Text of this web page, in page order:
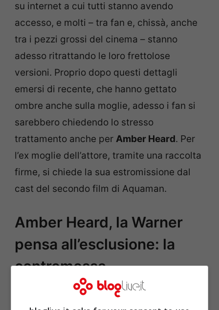
su internet a cui tutti stanno avendo
accesso, e molti – tra fan e, chissà, anche
tra i pezzi grossi del cinema – stanno
adesso ritrattando le loro frettolose
versioni. Proprio dopo questi dettagli
emersi di recente, che hanno gettato
ombre anche sulla moglie, adesso i fan si
sarebbero chiedendo lo stresso
trattamento anche per Amber Heard. Per
l’ex moglie dell’attore, tramite una raccolta
firme, si chiede la sua estromissione dal
cast del secondo film di Aquaman.
Amber Heard, la Warner
pensa all’esclusione: la
contromossa